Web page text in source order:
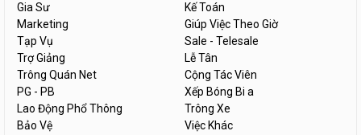
Gia Sư
Kế Toán
Marketing
Giúp Việc Theo Giờ
Tạp Vụ
Sale - Telesale
Trợ Giảng
Lễ Tân
Trông Quán Net
Cộng Tác Viên
PG - PB
Xếp Bóng Bi a
Lao Động Phổ Thông
Trông Xe
Bảo Vệ
Việc Khác